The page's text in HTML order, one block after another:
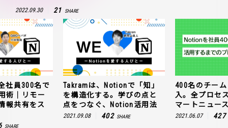
2022.09.30 21 SHARE
社員300名で
術｜リモー
報共有をス
SHARE
Takramは、Notionで「知」
を構造化する。学びの点と
点をつなぐ、Notion活用法
2021.09.08 402 SHARE
400名のチー
入。全プロセ
マートニュー
2021.06.07 427